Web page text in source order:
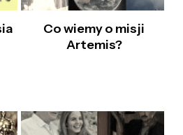
Co wiemy o misji
Artemis?